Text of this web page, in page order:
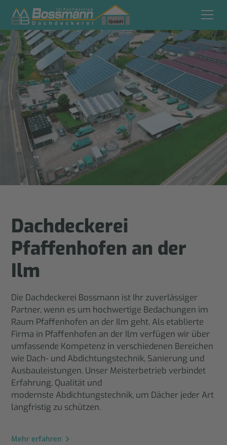
Dachdeckerei
Pfaffenhofen an der
Ilm
Die Dachdeckerei Bossmann ist Ihr zuverlässiger
Partner, wenn es um hochwertige Bedachungen im
Raum Pfaffenhofen an der Ilm geht. Als etablierte
Firma in Pfaffenhofen an der Ilm verfügen wir über
umfassende Kompetenz in verschiedenen Bereichen
wie Dach- und Abdichtungstechnik, Sanierung und
Ausbauleistungen. Unser Meisterbetrieb verbindet
Erfahrung, Qualität und
modernste Abdichtungstechnik, um Dächer jeder Art
langfristig zu schützen.
Mehr erfahren